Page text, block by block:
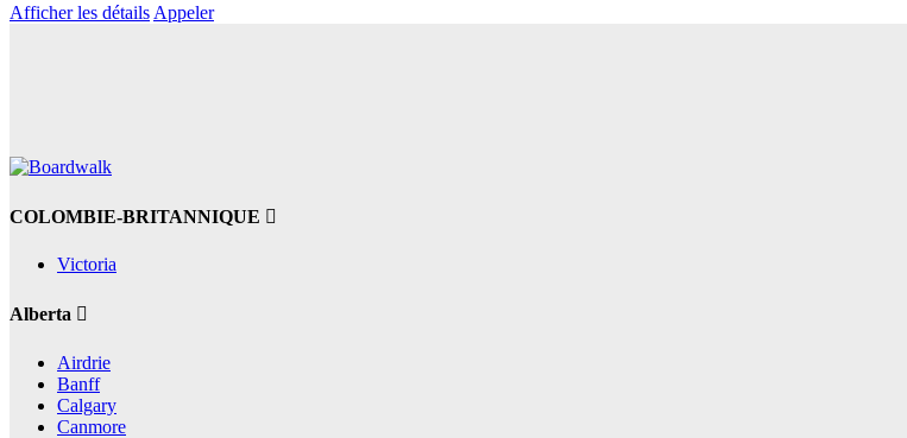
Afficher les détails Appeler
COLOMBIE-BRITANNIQUE
Victoria
Alberta
Airdrie
Banff
Calgary
Canmore